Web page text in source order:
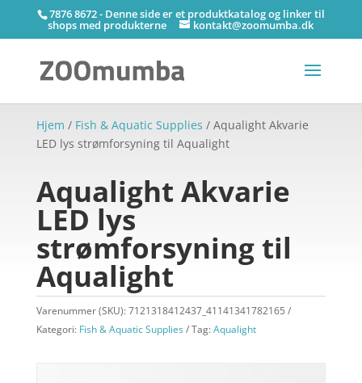
7876 8672 - Denne side er et produktkatalog og linker til
shops med produkterne kontakt@zoomumba.dk
Hjem / Fish & Aquatic Supplies / Aqualight Akvarie
LED lys strømforsyning til Aqualight
Aqualight Akvarie
LED lys
strømforsyning til
Aqualight
Varenummer (SKU):7121318412437_41141341782165
Kategori: Fish & Aquatic Supplies Tag:Aqualight